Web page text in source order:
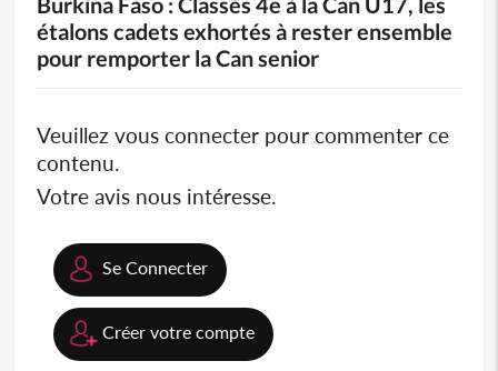
étalons cadets exhortés à rester ensemble
pour remporter la Can senior
Veuillez vous connecter pour commenter ce
contenu.
Votre avis nous intéresse.
Se Connecter
Créer votre compte